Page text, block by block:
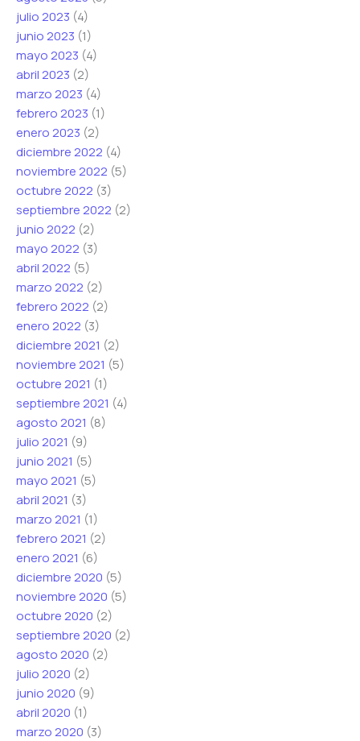
julio 2023 (4)
junio 2023 (1)
mayo 2023 (4)
abril 2023 (2)
marzo 2023 (4)
febrero 2023 (1)
enero 2023 (2)
diciembre 2022 (4)
noviembre 2022 (5)
octubre 2022 (3)
septiembre 2022 (2)
junio 2022 (2)
mayo 2022 (3)
abril 2022 (5)
marzo 2022 (2)
febrero 2022 (2)
enero 2022 (3)
diciembre 2021 (2)
noviembre 2021 (5)
octubre 2021 (1)
septiembre 2021 (4)
agosto 2021 (8)
julio 2021 (9)
junio 2021 (5)
mayo 2021 (5)
abril 2021 (3)
marzo 2021 (1)
febrero 2021 (2)
enero 2021 (6)
diciembre 2020 (5)
noviembre 2020 (5)
octubre 2020 (2)
septiembre 2020 (2)
agosto 2020 (2)
julio 2020 (2)
junio 2020 (9)
abril 2020 (1)
marzo 2020 (3)